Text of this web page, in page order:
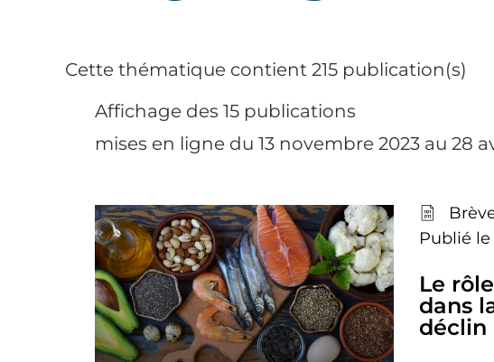
Cette thématique contient 215 publication(s)
Affichage des 15 publications
mises en ligne du 13 novembre 2023 au 28
Publié
Le
dans
déclin